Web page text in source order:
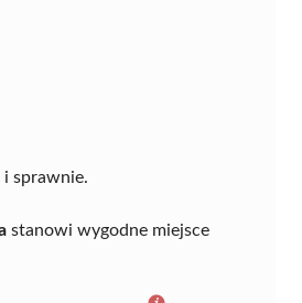
i sprawnie.
stanowi wygodne miejsce